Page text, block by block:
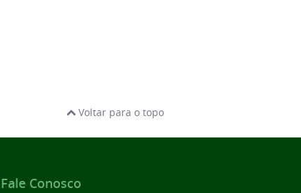
Voltar para o topo
Fale Conosco